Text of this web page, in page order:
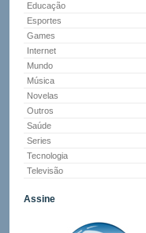
Educação
Esportes
Games
Internet
Mundo
Música
Novelas
Outros
Saúde
Series
Tecnologia
Televisão
Assine